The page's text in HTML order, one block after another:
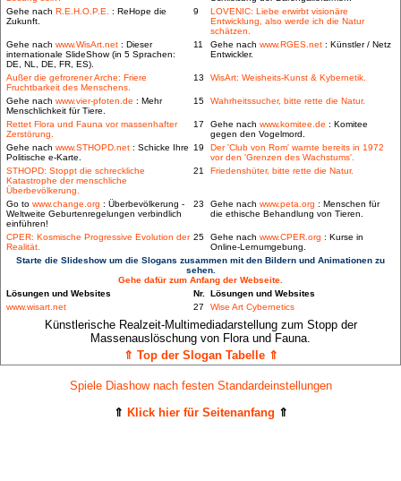
Gehe nach R.E.H.O.P.E. : ReHope die
Zukunft.
9
LOVENIC: Liebe erwirbt visionäre
Entwicklung, also werde ich die Natur
schätzen.
Gehe nach www.WisArt.net : Dieser
internationale SlideShow (in 5 Sprachen:
DE, NL, DE, FR, ES).
11 Gehe nach www.RGES.net : Künstler / Netz
Entwickler.
Außer die gefrorener Arche: Friere
Fruchtbarkeit des Menschens.
13 WisArt: Weisheits-Kunst & Kybernetik.
Gehe nach www.vier-pfoten.de : Mehr
Menschlichkeit für Tiere.
15 Wahrheitssucher, bitte rette die Natur.
Rettet Flora und Fauna vor massenhafter
Zerstörung.
17 Gehe nach www.komitee.de : Komitee
gegen den Vogelmord.
Gehe nach www.STHOPD.net : Schicke Ihre
Politische e-Karte.
19
Der 'Club von Rom' warnte bereits in 1972
vor den 'Grenzen des Wachstums'.
STHOPD: Stoppt die schreckliche
Katastrophe der menschliche
Überbevölkerung.
21 Friedenshüter, bitte rette die Natur.
Go to www.change.org : Überbevölkerung -
Weltweite Geburtenregelungen verbindlich
einführen!
23 Gehe nach www.peta.org : Menschen für
die ethische Behandlung von Tieren.
CPER: Kosmische Progressive Evolution der
Realität.
25 Gehe nach www.CPER.org : Kurse in
Online-Lernumgebung.
Starte die Slideshow um die Slogans zusammen mit den Bildern und Animationen zu
sehen.
Gehe dafür zum Anfang der Webseite.
Lösungen und Websites
Nr. Lösungen und Websites
www.wisart.net
27 Wise Art Cybernetics
Künstlerische Realzeit-Multimediadarstellung zum Stopp der
Massenauslöschung von Flora und Fauna.
⇑ Top der Slogan Tabelle ⇑
Spiele Diashow nach festen Standardeinstellungen
⇑ Klick hier für Seitenanfang ⇑